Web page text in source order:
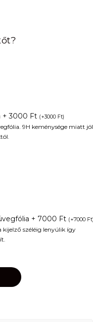
+ 3000 Ft (+3000 Ft)
9H keménysége miatt jól
+ 7000 Ft (+7000 Ft
kijelző széléig lenyúlik így